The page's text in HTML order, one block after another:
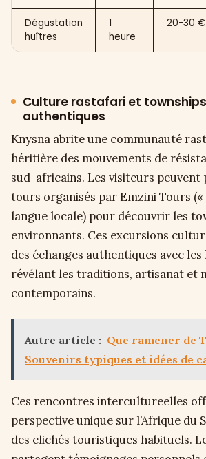
Dégustation
huîtres
1
heure
20-30 €
Culture rastafari et
authentiques
Knysna abrite une communauté
héritière des mouvements de
sud-africains. Les visiteurs peuvent
tours organisés par Emzini Tours («
langue locale) pour découvrir les
environnants. Ces excursions
des échanges authentiques avec
révélant les traditions, artisanat et
contemporains.
Autre article : Que ramener de
Souvenirs typiques et idées de
Ces rencontres intercultureelles
perspective unique sur l’Afrique du
des clichés touristiques habituels.